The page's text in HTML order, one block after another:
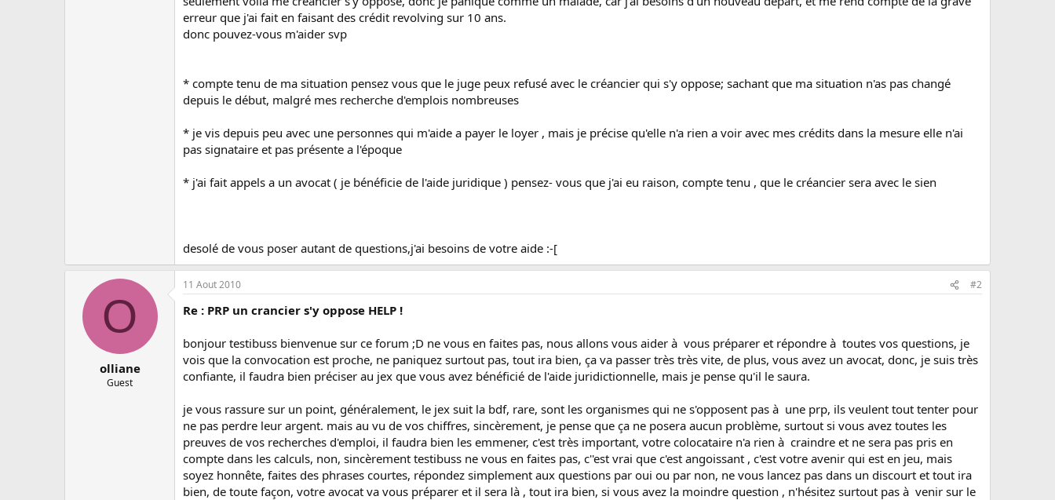
erreur que j'ai fait en faisant des crédit revolving sur 10 ans.
donc pouvez-vous m'aider svp
* compte tenu de ma situation pensez vous que le juge peux refusé avec le créancier qui s'y oppose; sachant que ma situation n'as pas changé
depuis le début, malgré mes recherche d'emplois nombreuses
* je vis depuis peu avec une personnes qui m'aide a payer le loyer , mais je précise qu'elle n'a rien a voir avec mes crédits dans la mesure elle n'ai
pas signataire et pas présente a l'époque
* j'ai fait appels a un avocat ( je bénéficie de l'aide juridique ) pensez- vous que j'ai eu raison, compte tenu , que le créancier sera avec le sien
desolé de vous poser autant de questions,j'ai besoins de votre aide :-[
O
olliane
Guest
11 Aout 2010 #2
Re : PRP un crancier s'y oppose HELP !
bonjour testibuss bienvenue sur ce forum ;D ne vous en faites pas, nous allons vous aider à vous préparer et répondre à toutes vos questions, je
vois que la convocation est proche, ne paniquez surtout pas, tout ira bien, ça va passer très très vite, de plus, vous avez un avocat, donc, je suis très
confiante, il faudra bien préciser au jex que vous avez bénéficié de l'aide juridictionnelle, mais je pense qu'il le saura.
je vous rassure sur un point, généralement, le jex suit la bdf, rare, sont les organismes qui ne s'opposent pas à une prp, ils veulent tout tenter pour
ne pas perdre leur argent. mais au vu de vos chiffres, sincèrement, je pense que ça ne posera aucun problème, surtout si vous avez toutes les
preuves de vos recherches d'emploi, il faudra bien les emmener, c'est très important, votre colocataire n'a rien à craindre et ne sera pas pris en
compte dans les calculs, non, sincèrement testibuss ne vous en faites pas, c''est vrai que c'est angoissant , c'est votre avenir qui est en jeu, mais
soyez honnête, faites des phrases courtes, répondez simplement aux questions par oui ou par non, ne vous lancez pas dans un discourt et tout ira
bien, de toute façon, votre avocat va vous préparer et il sera là , tout ira bien, si vous avez la moindre question , n'hésitez surtout pas à venir sur le